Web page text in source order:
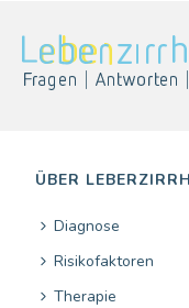
ÜBER
Diagnose
Risikofaktoren
Therapie